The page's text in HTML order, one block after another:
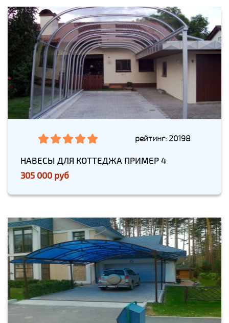
рейтинг: 20198
НАВЕСЫ ДЛЯ КОТТЕДЖА ПРИМЕР 4
305 000 руб